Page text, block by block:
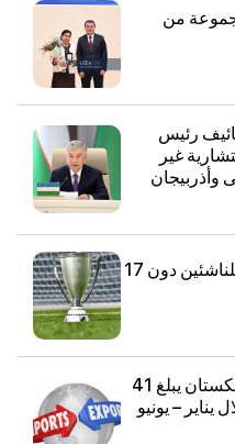
من
رئيس
غير
وأذربيجان
أوزبكستان ستستضيف كأس آسيا للناشئين دون 17
حجم التبادل التجاري لجمهورية أوزبكستان يبلغ 41
يناير – يونيو